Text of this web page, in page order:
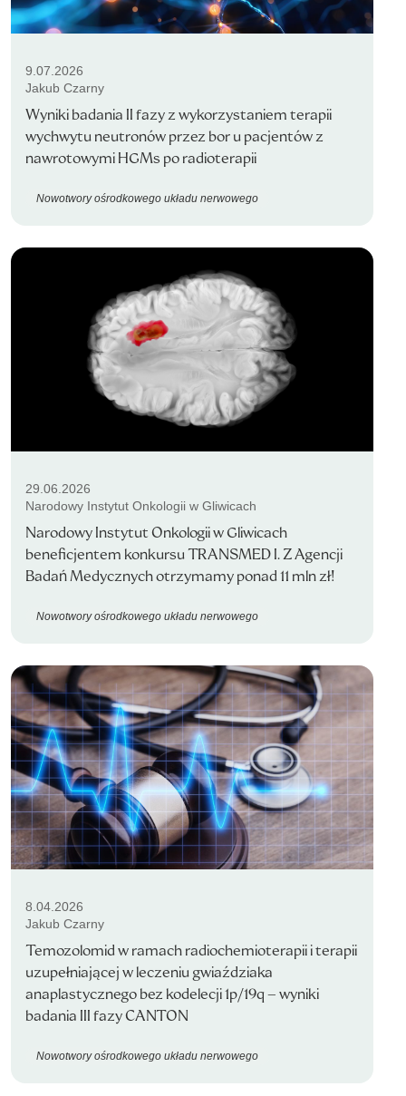
9.07.2026
Jakub Czarny
Wyniki badania II fazy z wykorzystaniem terapii
wychwytu neutronów przez bor u pacjentów z
nawrotowymi HGMs po radioterapii
Nowotwory ośrodkowego układu nerwowego
29.06.2026
Narodowy Instytut Onkologii w Gliwicach
Narodowy Instytut Onkologii w Gliwicach
beneficjentem konkursu TRANSMED I. Z Agencji
Badań Medycznych otrzymamy ponad 11 mln zł!
Nowotwory ośrodkowego układu nerwowego
8.04.2026
Jakub Czarny
Temozolomid w ramach radiochemioterapii i terapii
uzupełniającej w leczeniu gwiaździaka
anaplastycznego bez kodelecji 1p/19q – wyniki
badania III fazy CANTON
Nowotwory ośrodkowego układu nerwowego